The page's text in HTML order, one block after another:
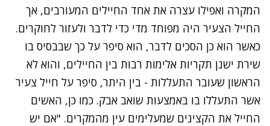
המקרה ואפילו עצרה את אחד החיילים המעורבים, אך
החייל הצעיר היה מפוחד מדי כדי לדבר ולעזור לחוקרים.
כאשר הוא כן הסכים לדבר, הוא סיפר על כך שבבסיס בו
שירת ישנן תקריות אלימות רבות בין החיילים, והוא לא
הראשון שעובר התעללות - בין היתר, סיפר על חייל צעיר
אשר התעללו בו באמצעות שואב אבק. כמו כן, האשים
החייל את הקצינים שמעלימים עין מהמקרים. "אם יש